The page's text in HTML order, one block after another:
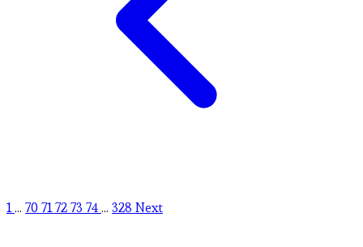
1... 70 717273 74... 328 Next